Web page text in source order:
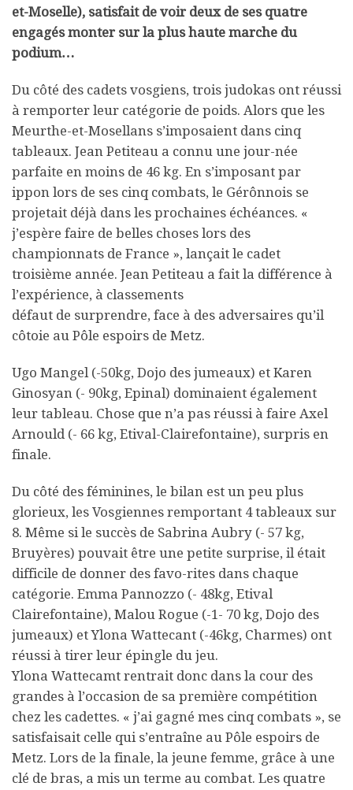
et-Moselle), satisfait de voir deux de ses quatre
engagés monter sur la plus haute marche du
podium…
Du côté des cadets vosgiens, trois judokas ont réussi
à remporter leur catégorie de poids. Alors que les
Meurthe-et-Mosellans s’imposaient dans cinq
tableaux. Jean Petiteau a connu une jour-née
parfaite en moins de 46 kg. En s’imposant par
ippon lors de ses cinq combats, le Gérônnois se
projetait déjà dans les prochaines échéances. «
j’espère faire de belles choses lors des
championnats de France », lançait le cadet
troisième année. Jean Petiteau a fait la différence à
l’expérience, à classements
défaut de surprendre, face à des adversaires qu’il
côtoie au Pôle espoirs de Metz.
Ugo Mangel (-50kg, Dojo des jumeaux) et Karen
Ginosyan (- 90kg, Epinal) dominaient également
leur tableau. Chose que n’a pas réussi à faire Axel
Arnould (- 66 kg, Etival-Clairefontaine), surpris en
finale.
Du côté des féminines, le bilan est un peu plus
glorieux, les Vosgiennes remportant 4 tableaux sur
8. Même si le succès de Sabrina Aubry (- 57 kg,
Bruyères) pouvait être une petite surprise, il était
difficile de donner des favo-rites dans chaque
catégorie. Emma Pannozzo (- 48kg, Etival
Clairefontaine), Malou Rogue (-1- 70 kg, Dojo des
jumeaux) et Ylona Wattecant (-46kg, Charmes) ont
réussi à tirer leur épingle du jeu.
Ylona Wattecamt rentrait donc dans la cour des
grandes à l’occasion de sa première compétition
chez les cadettes. « j’ai gagné mes cinq combats », se
satisfaisait celle qui s’entraîne au Pôle espoirs de
Metz. Lors de la finale, la jeune femme, grâce à une
clé de bras, a mis un terme au combat. Les quatre